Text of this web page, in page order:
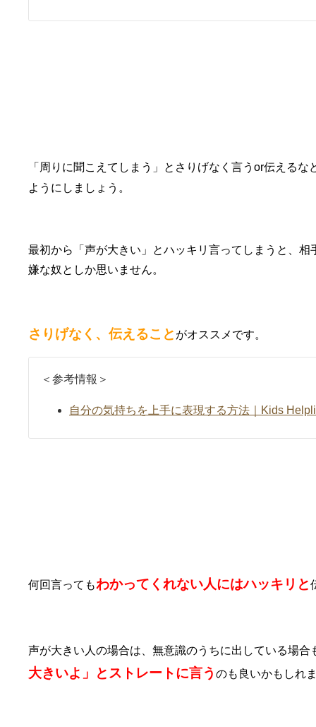
「周りに聞こえてしまう」とさりげなく言うor伝えるな
ようにしましょう。
最初から「声が大きい」とハッキリ言ってしまうと、
嫌な奴としか思いません。
さりげなく、伝えること がオススメです。
＜参考情報＞
自分の気持ちを上手に表現する方法｜Kids
何回言ってもわかってくれない人にはハッキリと
声が大きい人の場合は、無意識のうちに出している場
大きいよ」とストレートに言う のも良いかもしれ